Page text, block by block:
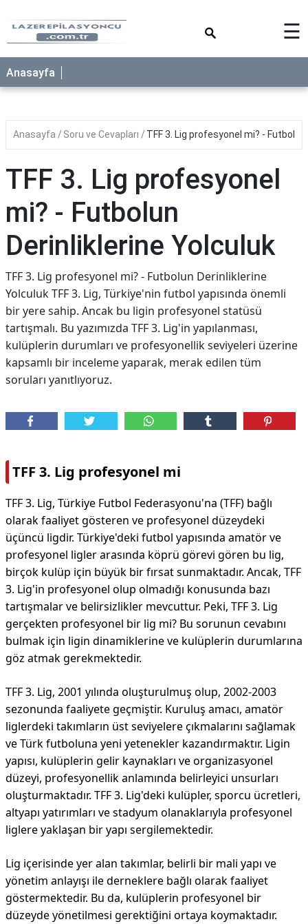
☰
Anasayfa
Anasayfa Soru ve Cevapları TFF 3. Lig profesyonel mi? -
TFF 3. Lig profesyonel
mi? - Futbolun
Derinliklerine Yolculuk
TFF 3. Lig profesyonel mi? - Futbolun Derinliklerine
Yolculuk TFF 3. Lig, Türkiye'nin futbol yapısında önemli
bir yere sahip. Ancak bu ligin profesyonel statüsü
tartışmalı. Bu yazımızda TFF 3. Lig'in yapılanması,
kulüplerin durumları ve profesyonellik seviyeleri üzerine
kapsamlı bir inceleme yaparak, merak edilen tüm
soruları yanıtlıyoruz.
TFF 3. Lig profesyonel mi
TFF 3. Lig, Türkiye Futbol Federasyonu'na (TFF) bağlı
olarak faaliyet gösteren ve profesyonel düzeydeki
üçüncü ligdir. Türkiye'deki futbol yapısında amatör ve
profesyonel ligler arasında köprü görevi gören bu lig,
birçok kulüp için büyük bir fırsat sunmaktadır. Ancak, TFF
3. Lig'in profesyonel olup olmadığı konusunda bazı
tartışmalar ve belirsizlikler mevcuttur. Peki, TFF 3. Lig
gerçekten profesyonel bir lig mi? Bu sorunun cevabını
bulmak için ligin dinamiklerine ve kulüplerin durumlarına
göz atmak gerekmektedir.
TFF 3. Lig, 2001 yılında oluşturulmuş olup, 2002-2003
sezonunda faaliyete geçmiştir. Kuruluş amacı, amatör
liglerdeki takımların üst seviyelere çıkmalarını sağlamak
ve Türk futboluna yeni yetenekler kazandırmaktır. Ligin
yapısı, kulüplerin gelir kaynakları ve organizasyonel
düzeyi, profesyonellik anlamında belirleyici unsurları
oluşturmaktadır. TFF 3. Lig'deki kulüpler, sporcu ücretleri,
altyapı yatırımları ve stadyum olanaklarıyla profesyonel
liglere yaklaşan bir yapı sergilemektedir.
Lig içerisinde yer alan takımlar, belirli bir mali yapı ve
yönetim anlayışı ile derneklere bağlı olarak faaliyet
göstermektedir. Bu da, kulüplerin profesyonel bir
düzeyde yönetilmesi gerektiğini ortaya koymaktadır.